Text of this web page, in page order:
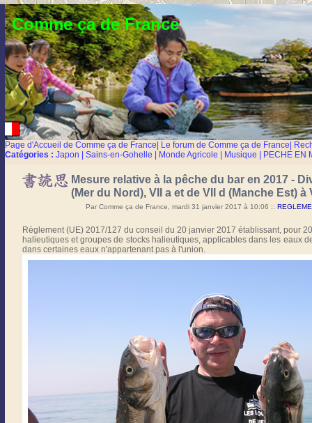
Comme ça de France
Page d'Accueil de Comme ça de France| Le forum de Comme ça de France|
Catégories : Japon |Sains-en-Gohelle | Monde Agricole | Musique | PECHE EN
Mesure relative à la pêche du bar en 2017 -
(Mer du Nord), VII a et de VII d (Manche Est) à
Par Comme ça de France, mardi 31 janvier 2017 à 10:06 ::
Règlement (UE) 2017/127 du conseil du 20 janvier 2017 établissant, pour
halieutiques et groupes de stocks halieutiques, applicables dans les eaux
dans certaines eaux n'appartenant pas à l'union.